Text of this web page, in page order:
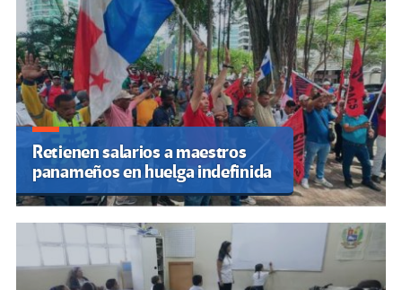
Retienen salarios a maestros
panameños en huelga indefinida